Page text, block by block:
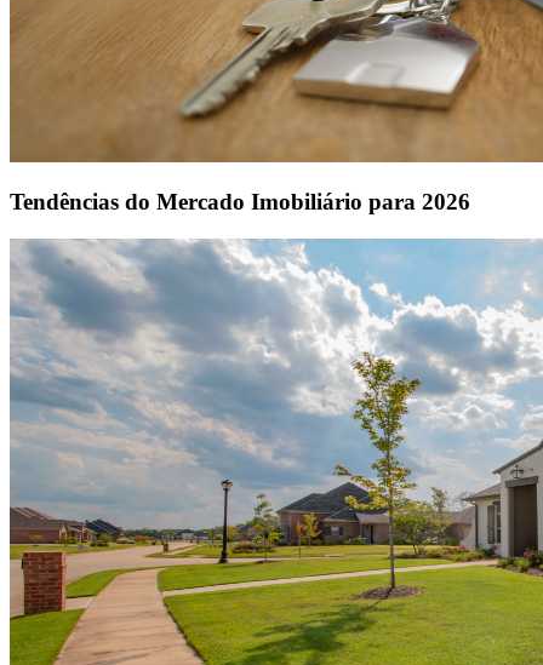
Tendências do Mercado Imobiliário para 2026